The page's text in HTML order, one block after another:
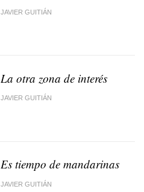
JAVIER GUITIÁN
La otra zona de interés
JAVIER GUITIÁN
Es tiempo de mandarinas
JAVIER GUITIÁN